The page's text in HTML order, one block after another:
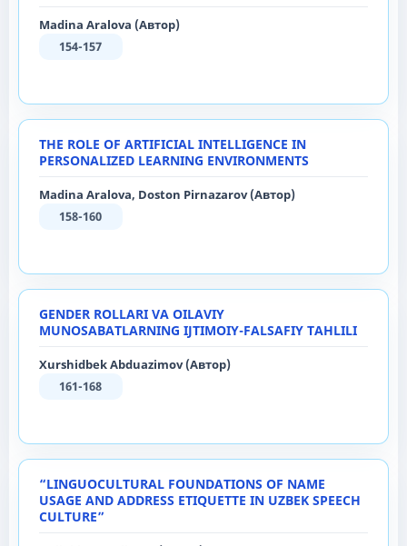
Madina Aralova (Автор)
154-157
THE ROLE OF ARTIFICIAL INTELLIGENCE IN
PERSONALIZED LEARNING ENVIRONMENTS
Madina Aralova, Doston Pirnazarov (Автор)
158-160
GENDER ROLLARI VA OILAVIY
MUNOSABATLARNING IJTIMOIY-FALSAFIY TAHLILI
Xurshidbek Abduazimov (Автор)
161-168
“LINGUOCULTURAL FOUNDATIONS OF NAME
USAGE AND ADDRESS ETIQUETTE IN UZBEK SPEECH
CULTURE”